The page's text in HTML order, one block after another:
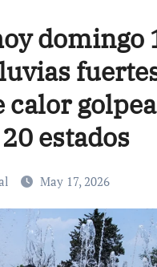
domingo
calor
estados
May 17, 2026